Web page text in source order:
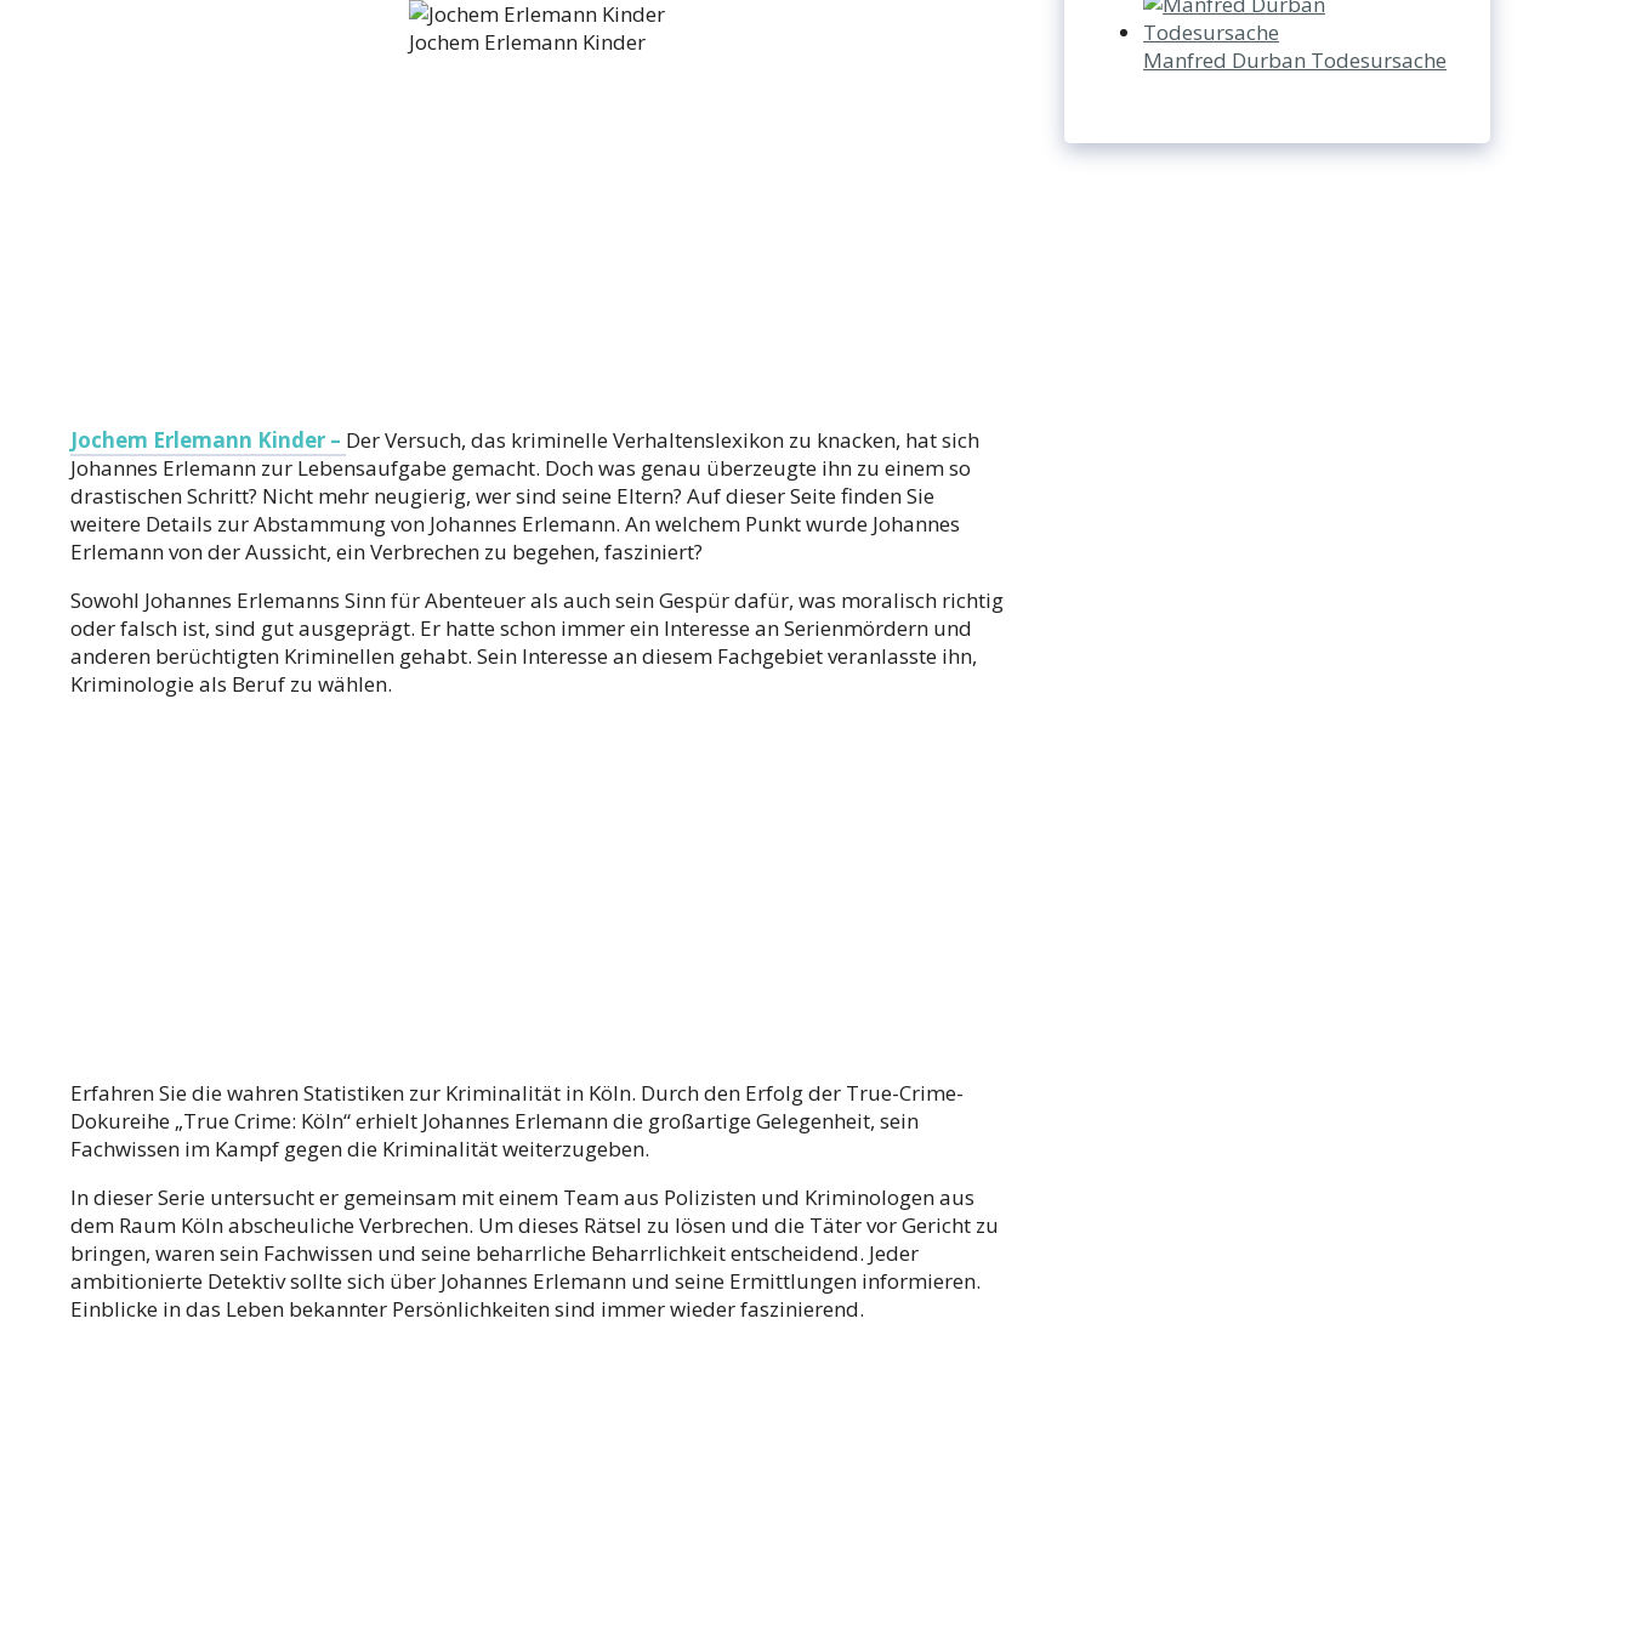
Jochem Erlemann Kinder
Jochem Erlemann Kinder – Der Versuch, das kriminelle Verhaltenslexikon zu knacken, hat sich
Johannes Erlemann zur Lebensaufgabe gemacht. Doch was genau überzeugte ihn zu einem so
drastischen Schritt? Nicht mehr neugierig, wer sind seine Eltern? Auf dieser Seite finden Sie
weitere Details zur Abstammung von Johannes Erlemann. An welchem Punkt wurde Johannes
Erlemann von der Aussicht, ein Verbrechen zu begehen, fasziniert?
Sowohl Johannes Erlemanns Sinn für Abenteuer als auch sein Gespür dafür, was moralisch richtig
oder falsch ist, sind gut ausgeprägt. Er hatte schon immer ein Interesse an Serienmördern und
anderen berüchtigten Kriminellen gehabt. Sein Interesse an diesem Fachgebiet veranlasste ihn,
Kriminologie als Beruf zu wählen.
Erfahren Sie die wahren Statistiken zur Kriminalität in Köln. Durch den Erfolg der True-Crime-
Dokureihe „True Crime: Köln“ erhielt Johannes Erlemann die großartige Gelegenheit, sein
Fachwissen im Kampf gegen die Kriminalität weiterzugeben.
In dieser Serie untersucht er gemeinsam mit einem Team aus Polizisten und Kriminologen aus
dem Raum Köln abscheuliche Verbrechen. Um dieses Rätsel zu lösen und die Täter vor Gericht zu
bringen, waren sein Fachwissen und seine beharrliche Beharrlichkeit entscheidend. Jeder
ambitionierte Detektiv sollte sich über Johannes Erlemann und seine Ermittlungen informieren.
Einblicke in das Leben bekannter Persönlichkeiten sind immer wieder faszinierend.
Manfred Durban Todesursache